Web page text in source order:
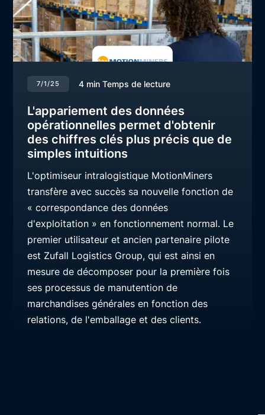
7/1/25 4 min Temps de lecture
L'appariement des données
opérationnelles permet d'obtenir
des chiffres clés plus précis que de
simples intuitions
L'optimiseur intralogistique MotionMiners
transfère avec succès sa nouvelle fonction de
« correspondance des données
d'exploitation » en fonctionnement normal. Le
premier utilisateur et ancien partenaire pilote
est Zufall Logistics Group, qui est ainsi en
mesure de décomposer pour la première fois
ses processus de manutention de
marchandises générales en fonction des
relations, de l'emballage et des clients.